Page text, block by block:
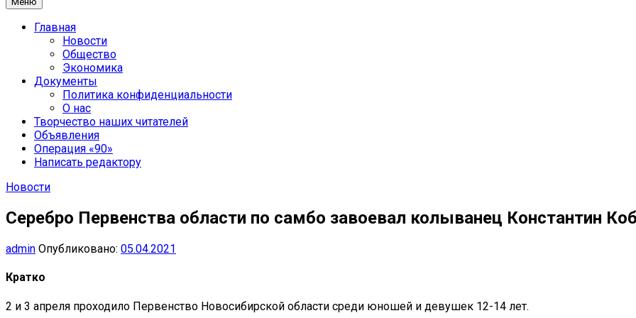
Главная
Новости
Общество
Экономика
Документы
Политика конфиденциальности
О нас
Творчество наших читателей
Объявления
Операция «90»
Написать редактору
Новости
Серебро Первенства области по самбо завоевал колыванец Константин
admin Опубликовано: 05.04.2021
Кратко
2 и 3 апреля проходило Первенство Новосибирской области среди юношей и девушек 12-14 лет.